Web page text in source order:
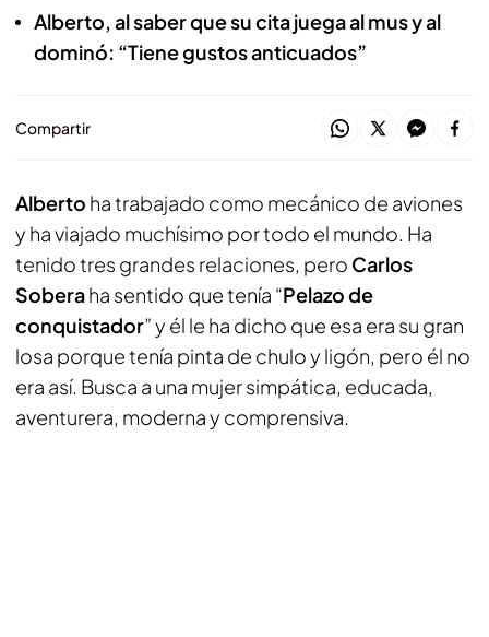
Alberto, al saber que su cita juega al mus y al
dominó: “Tiene gustos anticuados”
Compartir
Alberto ha trabajado como mecánico de aviones
y ha viajado muchísimo por todo el mundo. Ha
tenido tres grandes relaciones, pero Carlos
Soberaha sentido que tenía “Pelazo de
conquistador” y él le ha dicho que esa era su gran
losa porque tenía pinta de chulo y ligón, pero él no
era así. Busca a una mujer simpática, educada,
aventurera, moderna y comprensiva.